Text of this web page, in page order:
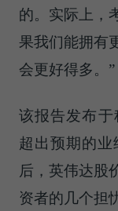
的。实际上，
果我们能拥有
会更好得多。”
该报告发布于
超出预期的
后，英伟达股
资者的几个担